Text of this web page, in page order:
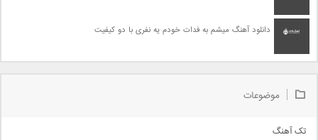
دانلود آهنگ میشم به فدات خودم یه نفری با دو کیفیت
موضوعات
تک آهنگ